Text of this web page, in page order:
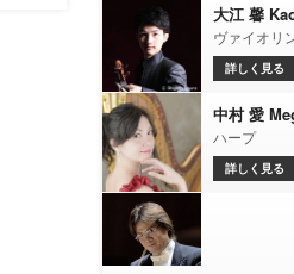
大江 馨
ヴァイオリ
詳しく見る
中村 愛
ハープ
詳しく見る